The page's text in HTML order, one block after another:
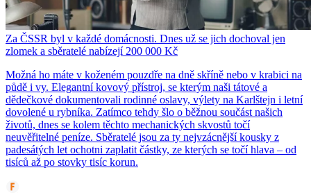
Za ČSSR byl v každé domácnosti. Dnes už se jich dochoval jen
zlomek a sběratelé nabízejí 200 000 Kč
Možná ho máte v koženém pouzdře na dně skříně nebo v krabici na
půdě i vy. Elegantní kovový přístroj, se kterým naši tátové a
dědečkové dokumentovali rodinné oslavy, výlety na Karlštejn i letní
dovolené u rybníka. Zatímco tehdy šlo o běžnou součást našich
životů, dnes se kolem těchto mechanických skvostů točí
neuvěřitelné peníze. Sběratelé jsou za ty nejvzácnější kousky z
padesátých let ochotni zaplatit částky, ze kterých se točí hlava – od
tisíců až po stovky tisíc korun.